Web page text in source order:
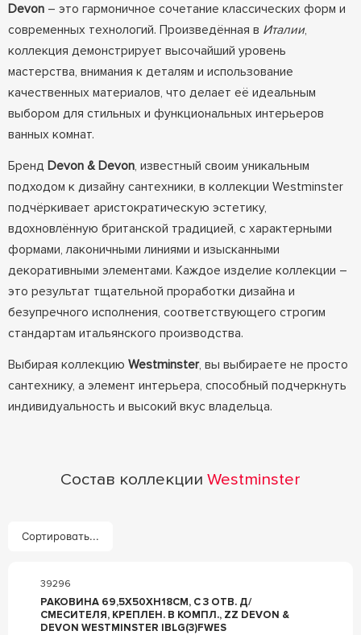
Devon– это гармоничное сочетание классических форм и
современных технологий. Произведённая в Италии,
коллекция демонстрирует высочайший уровень
мастерства, внимания к деталям и использование
качественных материалов, что делает её идеальным
выбором для стильных и функциональных интерьеров
ванных комнат.
Бренд Devon & Devon, известный своим уникальным
подходом к дизайну сантехники, в коллекции Westminster
подчёркивает аристократическую эстетику,
вдохновлённую британской традицией, с характерными
формами, лаконичными линиями и изысканными
декоративными элементами. Каждое изделие коллекции –
это результат тщательной проработки дизайна и
безупречного исполнения, соответствующего строгим
стандартам итальянского производства.
Выбирая коллекцию Westminster, вы выбираете не просто
сантехнику, а элемент интерьера, способный подчеркнуть
индивидуальность и высокий вкус владельца.
Состав коллекции Westminster
Сортировать...
39296
РАКОВИНА 69,5Х50ХH18СМ, С 3 ОТВ. Д/
СМЕСИТЕЛЯ, КРЕПЛЕН. В КОМПЛ., ZZ DEVON &
DEVON WESTMINSTER IBLG(3)FWES